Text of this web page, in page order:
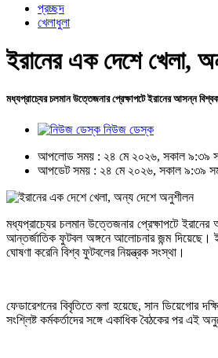
প্রচ্ছদ
খেলাধুলা
ইরানের এক দেশে খেলা,
মধ্যপ্রাচ্যের চলমান উত্তেজনার প্রেক্ষাপটে ইরানের আসন্ন
নিউজ ডেস্ক
আপলোড সময় : ২৪ মে ২০২৬, সকাল ৯:৩৯
আপডেট সময় : ২৪ মে ২০২৬, সকাল ৯:৩৯
মধ্যপ্রাচ্যের চলমান উত্তেজনার প্রেক্ষাপটে
আন্তর্জাতিক ফুটবল অঙ্গনে আলোচনার জন্ম দিয়েছে।
ঘোষণা করেনি বিশ্ব ফুটবলের নিয়ন্ত্রক সংস্থা।
ফেডারেশনের বিবৃতিতে বলা হয়েছে, সান ডিয়েগোর
সংশ্লিষ্ট কর্মকর্তাদের সঙ্গে একাধিক বৈঠকের পর